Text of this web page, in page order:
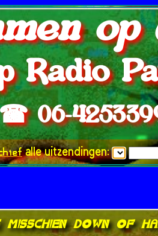
op
Radio
06-
alle uitzendingen:
down of